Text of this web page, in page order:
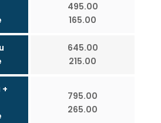
495.00
165.00
645.00
215.00
795.00
265.00